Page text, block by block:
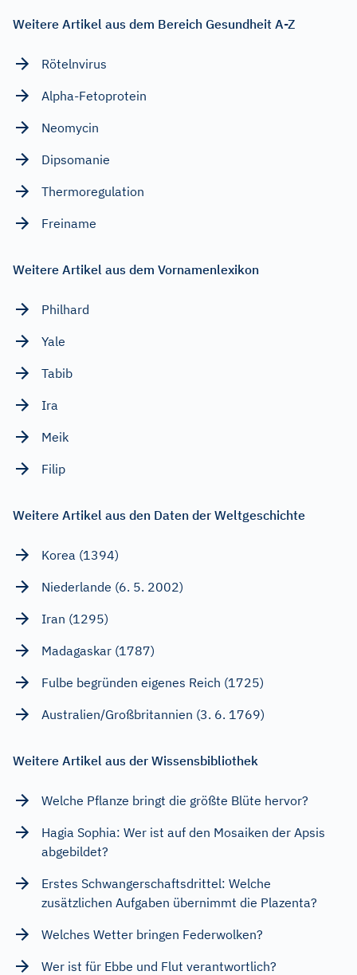
Weitere Artikel aus dem Bereich Gesundheit A-Z
Rötelnvirus
Alpha-Fetoprotein
Neomycin
Dipsomanie
Thermoregulation
Freiname
Weitere Artikel aus dem Vornamenlexikon
Philhard
Yale
Tabib
Ira
Meik
Filip
Weitere Artikel aus den Daten der Weltgeschichte
Korea (1394)
Niederlande (6. 5. 2002)
Iran (1295)
Madagaskar (1787)
Fulbe begründen eigenes Reich (1725)
Australien/Großbritannien (3. 6. 1769)
Weitere Artikel aus der Wissensbibliothek
Welche Pflanze bringt die größte Blüte hervor?
Hagia Sophia: Wer ist auf den Mosaiken der Apsis
abgebildet?
Erstes Schwangerschaftsdrittel: Welche
zusätzlichen Aufgaben übernimmt die Plazenta?
Welches Wetter bringen Federwolken?
Wer ist für Ebbe und Flut verantwortlich?